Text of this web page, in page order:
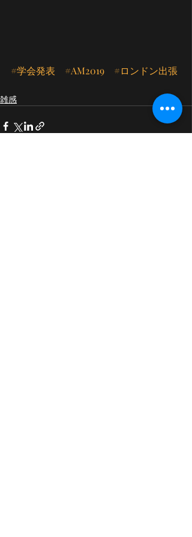
#学会発表 #AM2019 #ロンドン出張
雑感